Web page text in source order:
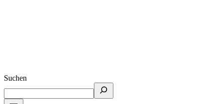
Suchen